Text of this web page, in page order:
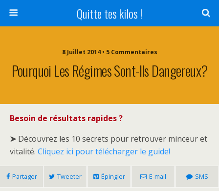
Quitte tes kilos !
8 Juillet 2014 • 5 Commentaires
Pourquoi Les Régimes Sont-Ils Dangereux?
Besoin de résultats rapides ?
➤Découvrez les 10 secrets pour retrouver minceur et
vitalité. Cliquez ici pour télécharger le guide!
Partager Tweeter Épingler E-mail SMS